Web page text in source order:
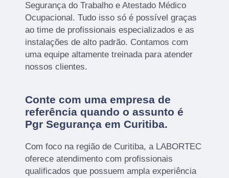
Segurança do Trabalho e Atestado Médico
Ocupacional. Tudo isso só é possível graças
ao time de profissionais especializados e as
instalações de alto padrão. Contamos com
uma equipe altamente treinada para atender
nossos clientes.
Conte com uma empresa de
referência quando o assunto é
Pgr Segurança em Curitiba.
Com foco na região de Curitiba, a LABORTEC
oferece atendimento com profissionais
qualificados que possuem ampla experiência